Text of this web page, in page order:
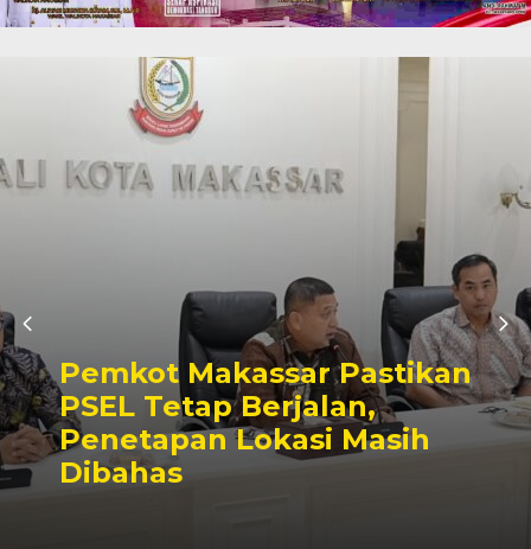
Pemkot Makassar Pastikan
PSEL Tetap Berjalan,
Penetapan Lokasi Masih
Dibahas